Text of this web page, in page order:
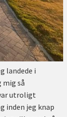
landede i
så
utroligt
inden jeg knap